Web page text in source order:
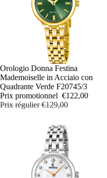
PROMOTION
Orologio Donna Festina
Mademoiselle in Acciaio con
Quadrante Verde F20745/3
Prix promotionnel €122,00
Prix régulier€129,00